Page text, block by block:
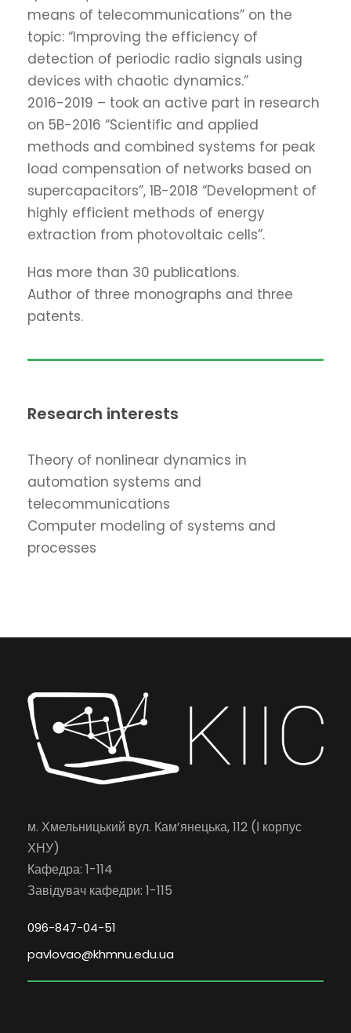
means of telecommunications” on the
topic: “Improving the efficiency of
detection of periodic radio signals using
devices with chaotic dynamics.”
2016-2019 – took an active part in research
on 5B-2016 “Scientific and applied
methods and combined systems for peak
load compensation of networks based on
supercapacitors”, 1B-2018 “Development of
highly efficient methods of energy
extraction from photovoltaic cells”.
Has more than 30 publications.
Author of three monographs and three
patents.
Research interests
Theory of nonlinear dynamics in
automation systems and
telecommunications
Computer modeling of systems and
processes
м. Хмельницький вул. Кам’янецька, 112 (І корпус
ХНУ)
Кафедра: 1-114
Завідувач кафедри: 1-115
096-847-04-51
pavlovao@khmnu.edu.ua